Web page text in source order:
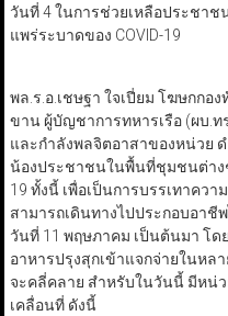
วันที่ 4 ในการช่วยเหลือประชา
แพร่ระบาดของ COVID-19
พล.ร.อ.เชษฐา ใจเปี่ยม โฆษกกอ
ขาน ผู้บัญชาการทหารเรือ (ผบ.ท
และกำลังพลจิตอาสาของหน่วย
น้องประชาชนในพื้นที่ชุมชนต่างๆ
19 ทั้งนี้ เพื่อเป็นการบรรเทาคว
สามารถเดินทางไปประกอบอาชี
วันที่ 11 พฤษภาคม เป็นต้นมา โ
อาหารปรุงสุกเข้าแจกจ่ายในห
จะคลี่คลาย สำหรับในวันนี้ มีหน่
เคลื่อนที่ ดังนี้